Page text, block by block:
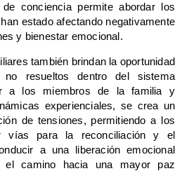
conciencia permite abordar los
estado afectando negativamente
y bienestar emocional.
también brindan la oportunidad
no resueltos dentro del sistema
a los miembros de la familia y
experienciales, se crea un
de tensiones, permitiendo a los
vías para la reconciliación y el
a una liberación emocional
el camino hacia una mayor paz